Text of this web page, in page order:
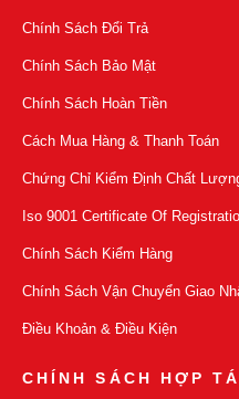
Chính Sách Đổi Trả
Chính Sách Bảo Mật
Chính Sách Hoàn Tiền
Cách Mua Hàng & Thanh Toán
Chứng Chỉ Kiểm Định Chất
Iso 9001 Certificate Of
Chính Sách Kiểm Hàng
Chính Sách Vận Chuyển Giao
Điều Khoản & Điều Kiện
CHÍNH SÁCH HỢP